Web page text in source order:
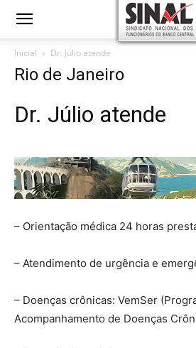
Inicial Dr. Júlio atende
Rio de Janeiro
Dr. Júlio atende
– Orientação médica 24 horas
– Atendimento de urgência e
– Doenças crônicas: VemSer
Acompanhamento de Doenças